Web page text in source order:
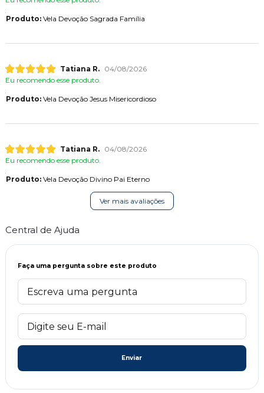
Produto:Vela Devoção Sagrada Família
Tatiana R.
04/08/2026
Eu recomendo esse produto.
Produto:Vela Devoção Jesus Misericordioso
Tatiana R.
04/08/2026
Eu recomendo esse produto.
Produto:Vela Devoção Divino Pai Eterno
Ver mais avaliações
Central de Ajuda
Faça uma pergunta sobre este produto
Enviar